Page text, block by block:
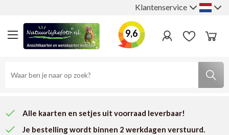
Klantenservice
9,6
Alle kaarten en setjes uit voorraad leverbaar!
Je bestelling wordt binnen 2 werkdagen verstuurd.